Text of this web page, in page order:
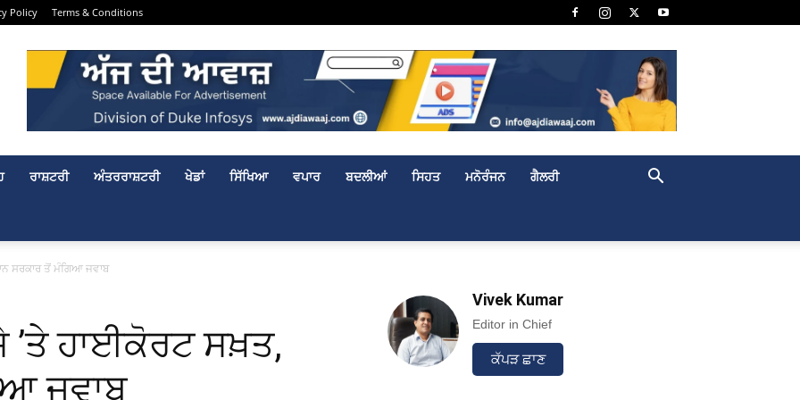
Policy Terms & Conditions
ਰਾਸ਼ਟਰੀ ਅੰਤਰਰਾਸ਼ਟਰੀ ਖੇਡਾਂ ਸਿੱਖਿਆ ਵਪਾਰ ਬਦਲੀਆਂ ਸਿਹਤ ਮਨੋਰੰਜਨ ਗੈਲਰੀ
ਸਰਕਾਰ ਤੋਂ ਮੰਗਿਆ ਜਵਾਬ
’ਤੇ ਹਾਈਕੋਰਟ ਸਖ਼ਤ,
ਜਵਾਬ
Vivek Kumar
Editor in Chief
ਕੱਪੜ ਛਾਣ